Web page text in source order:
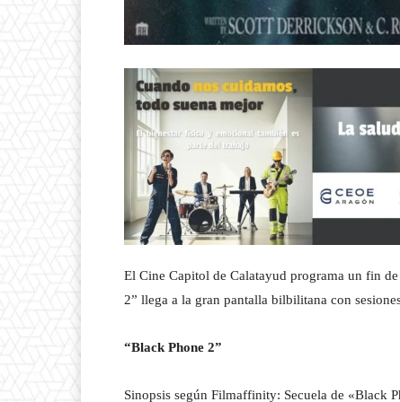
El Cine Capitol de Calatayud programa un fin
2” llega a la gran pantalla bilbilitana con
“Black Phone 2”
Sinopsis según Filmaffinity: Secuela de «Black